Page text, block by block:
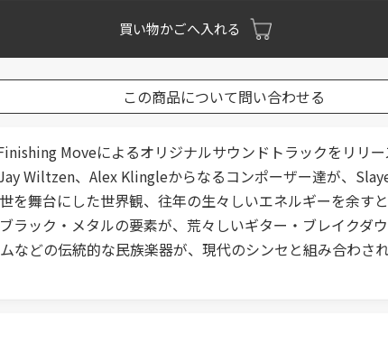
買い物かごへ入れる
この商品について問い合わせる
Moveによるオリジナルサウンドトラックをリリー
Wiltzen、Alex Klingleからなるコンポーザー達が、
舞台にした世界観、往年の生々しいエネルギーを余す
ック・メタルの要素が、荒々しいギター・ブレイクダ
どの伝統的な民族楽器が、現代のシンセと組み合わさ